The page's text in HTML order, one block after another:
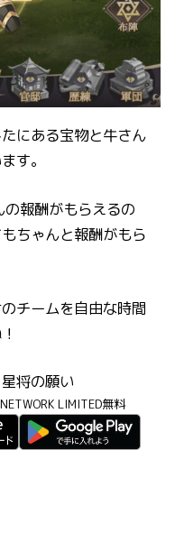
にある宝物と牛さん
す。
報酬がもらえるの
ちゃんと報酬がもら
チームを自由な時間
将の願い
LIMITED無料